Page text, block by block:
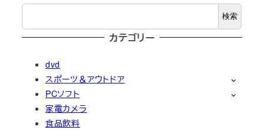
検索
カテゴリー
dvd
スポーツ＆アウトドア
PCソフト
家電カメラ
食品飲料